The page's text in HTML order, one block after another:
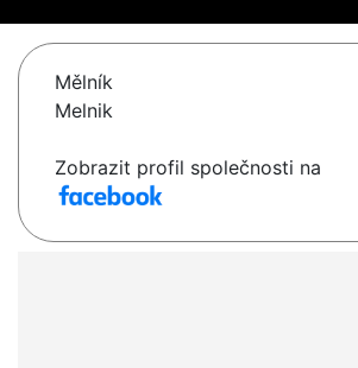
Mělník
Melnik
Zobrazit profil společnosti na